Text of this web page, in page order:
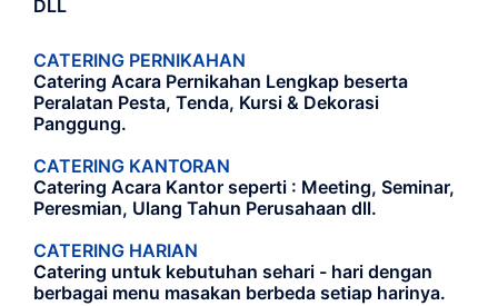
DLL
CATERING PERNIKAHAN
Catering Acara Pernikahan Lengkap beserta
Peralatan Pesta, Tenda, Kursi & Dekorasi
Panggung.
CATERING KANTORAN
Catering Acara Kantor seperti : Meeting, Seminar,
Peresmian, Ulang Tahun Perusahaan dll.
CATERING HARIAN
Catering untuk kebutuhan sehari - hari dengan
berbagai menu masakan berbeda setiap harinya.